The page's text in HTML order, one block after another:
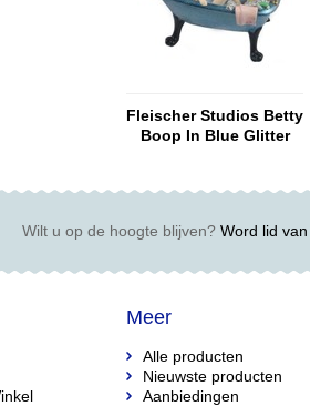
Fleischer Studios Betty
Boop In Blue Glitter
Wilt u op de hoogte blijven?Word lid van
Meer
Alle producten
Nieuwste producten
Aanbiedingen